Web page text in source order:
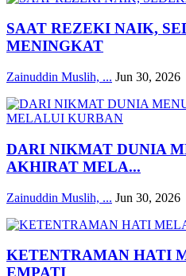
SAAT REZEKI NAIK,
MENINGKAT
Zainuddin Muslih, ... Jun 30, 2026
DARI NIKMAT DUNIA
AKHIRAT MELA...
Zainuddin Muslih, ... Jun 30, 2026
KETENTRAMAN HATI